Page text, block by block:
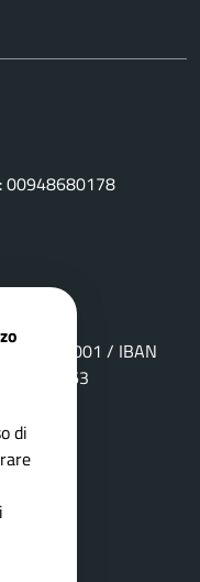
00948680178
/ IBAN
di